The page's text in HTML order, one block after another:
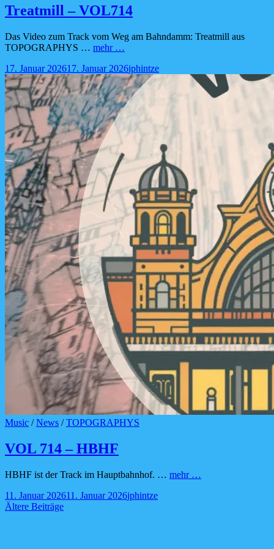
Treatmill – VOL714
Das Video zum Track vom Weg am Bahndamm: Treatmill aus
TOPOGRAPHYS … mehr …
VOL714
Posted-
on
17. Januar 202617. Januar 2026By
line
Byline
jphintze
Cat
Music /News /TOPOGRAPHYS
VOL 714 – HBHF
HBHF ist der Track im Hauptbahnhof. … mehr …
Posted-
on
11. Januar 202611. Januar 2026By
Byline
jphintze
Beitragsnavigation
Ältere Beiträge